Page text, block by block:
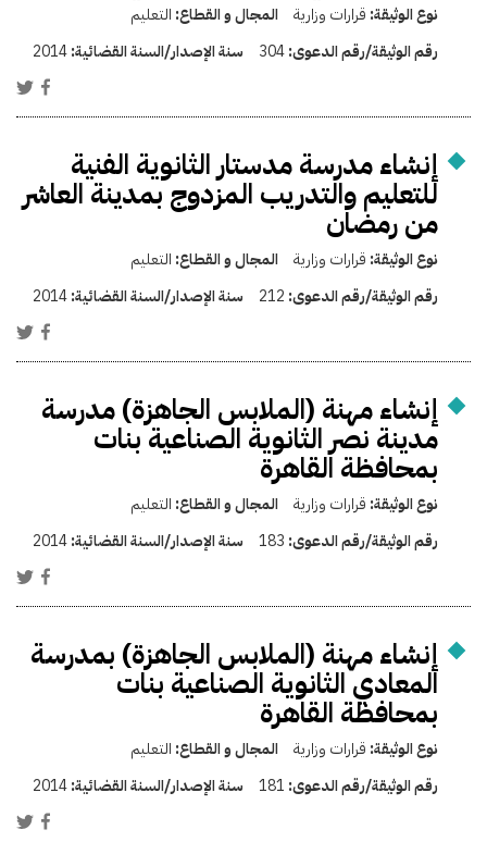
نوع الوثيقة: قرارات وزارية المجال و القطاع: التعليم
رقم الوثيقة/رقم الدعوى:304 سنة الإصدار/السنة القضائية:2014
إنشاء مدرسة مدستار الثانوية الفنية
للتعليم والتدريب المزدوج بمدينة العاشر
من رمضان
نوع الوثيقة: قرارات وزارية المجال و القطاع: التعليم
رقم الوثيقة/رقم الدعوى: 212 سنة الإصدار/السنة القضائية:2014
إنشاء مهنة (الملابس الجاهزة) مدرسة
مدينة نصر الثانوية الصناعية بنات
بمحافظة القاهرة
نوع الوثيقة: قرارات وزارية المجال و القطاع: التعليم
رقم الوثيقة/رقم الدعوى: 183 سنة الإصدار/السنة القضائية:2014
إنشاء مهنة (الملابس الجاهزة) بمدرسة
المعادي الثانوية الصناعية بنات
بمحافظة القاهرة
نوع الوثيقة: قرارات وزارية المجال و القطاع: التعليم
رقم الوثيقة/رقم الدعوى: 181 سنة الإصدار/السنة القضائية:2014